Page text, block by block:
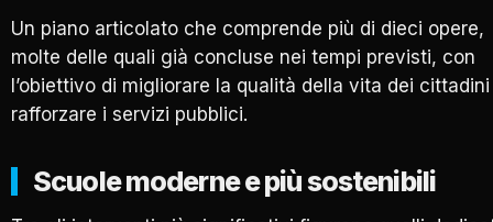
Un piano articolato che comprende più di dieci opere,
molte delle quali già concluse nei tempi previsti, con
l’obiettivo di migliorare la qualità della vita dei
rafforzare i servizi pubblici.
Scuole moderne e più sostenibili